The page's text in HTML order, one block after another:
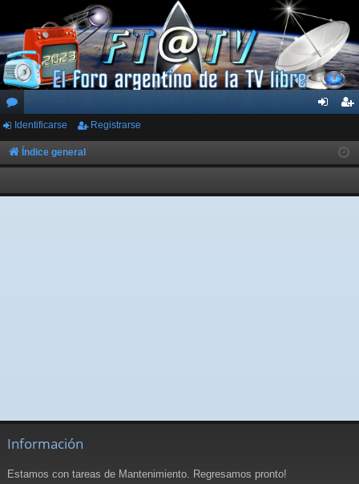
or
os
ar
ist
rs
Identificarse Registrarse
Índice general
Información
Estamos con tareas de Mantenimiento. Regresamos pronto!